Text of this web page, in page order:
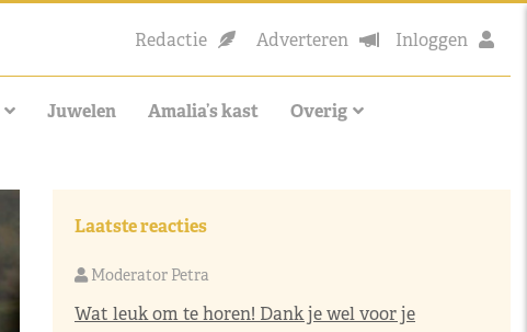
Redactie Adverteren Inloggen
Juwelen Amalia’s kast Overig
Laatste reacties
Moderator Petra
Wat leuk om te horen! Dank je wel voor je